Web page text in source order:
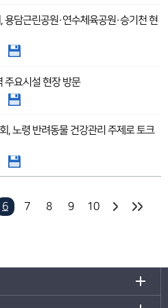
용담근린공원·연수체육공원·승기천 현
주요시설 현장 방문
, 노령 반려동물 건강관리 주제로 토크
6 7 8 9 10